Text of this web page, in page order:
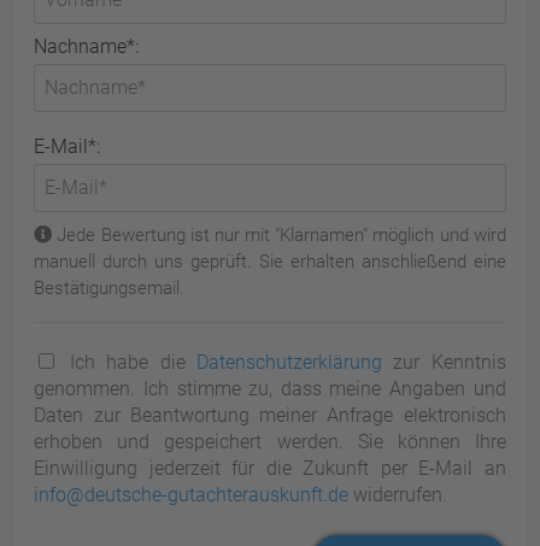
Nachname*:
E-Mail*:
Jede Bewertung ist nur mit "Klarnamen" möglich und wird
manuell durch uns geprüft. Sie erhalten anschließend eine
Bestätigungsemail.
Ich habe die Datenschutzerklärung zur Kenntnis
genommen. Ich stimme zu, dass meine Angaben und
Daten zur Beantwortung meiner Anfrage elektronisch
erhoben und gespeichert werden. Sie können Ihre
Einwilligung jederzeit für die Zukunft per E-Mail an
info@deutsche-gutachterauskunft.de widerrufen.